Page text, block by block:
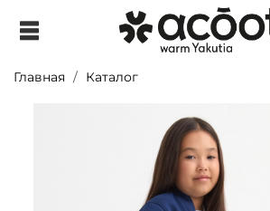
Главная Каталог